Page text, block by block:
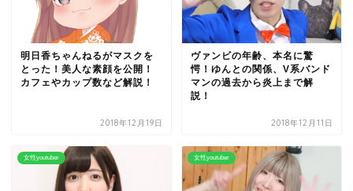
明日香ちゃんねるがマスクを
とった！美人な素顔を公開！
カフェやカップ数など解説！
2018年12月19日
ヴァンビの年齢、本名に驚
愕！ゆんとの関係、V系バンド
マンの過去から炎上まで解
説！
2018年12月11日
女性youtuber 女性youtuber